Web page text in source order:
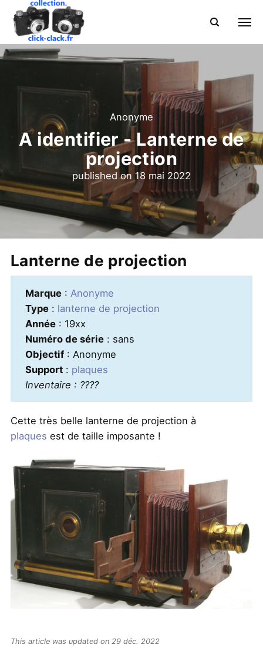
Anonyme
A identifier - Lanterne de
projection
published on 18 mai 2022
Lanterne de projection
Marque: Anonyme
Type: lanterne de projection
Année: 19xx
Numéro de série: sans
Objectif: Anonyme
Support: plaques
Inventaire : ????
Cette très belle lanterne de projection à
plaques est de taille imposante !
This article was updated on 29 déc. 2022